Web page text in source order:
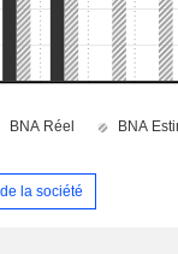
la société